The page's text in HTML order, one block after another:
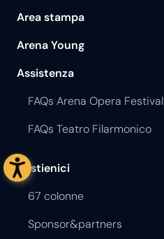
Area stampa
Arena Young
Assistenza
FAQs Arena Opera Festival
FAQs Teatro Filarmonico
Sostienici
67 colonne
Sponsor&partners